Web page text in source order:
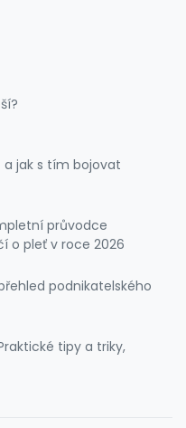
a jak s tím bojovat
průvodce
o pleť v roce 2026
podnikatelského
tipy a triky,